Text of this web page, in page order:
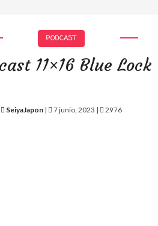
PODCAST
11×16 Blue Lock
SeiyaJapon | 7 junio, 2023 | 2976